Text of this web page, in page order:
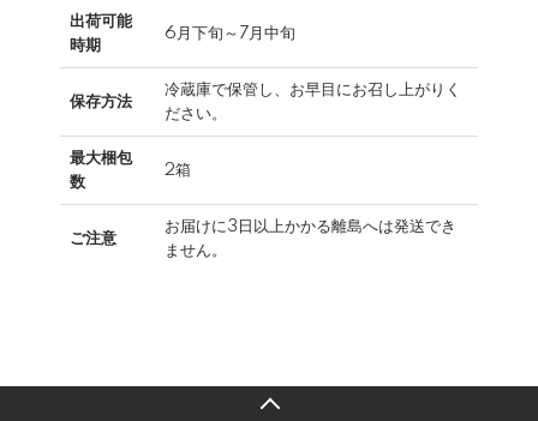
出荷可能
時期
6月下旬～7月中旬
保存方法
冷蔵庫で保管し、お早目にお召し上がりく
ださい。
最大梱包
数
2箱
ご注意
お届けに3日以上かかる離島へは発送でき
ません。